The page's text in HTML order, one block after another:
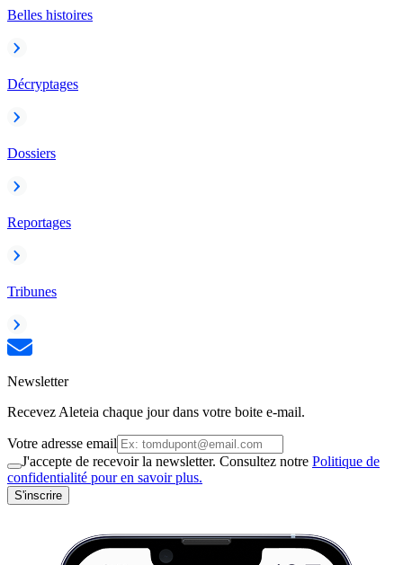
Belles histoires
Décryptages
Dossiers
Reportages
Tribunes
Newsletter
Recevez Aleteia chaque jour dans votre boite e-mail.
Votre adresse email
J'accepte de recevoir la newsletter. Consultez notre Politique de
confidentialité pour en savoir plus.
S'inscrire